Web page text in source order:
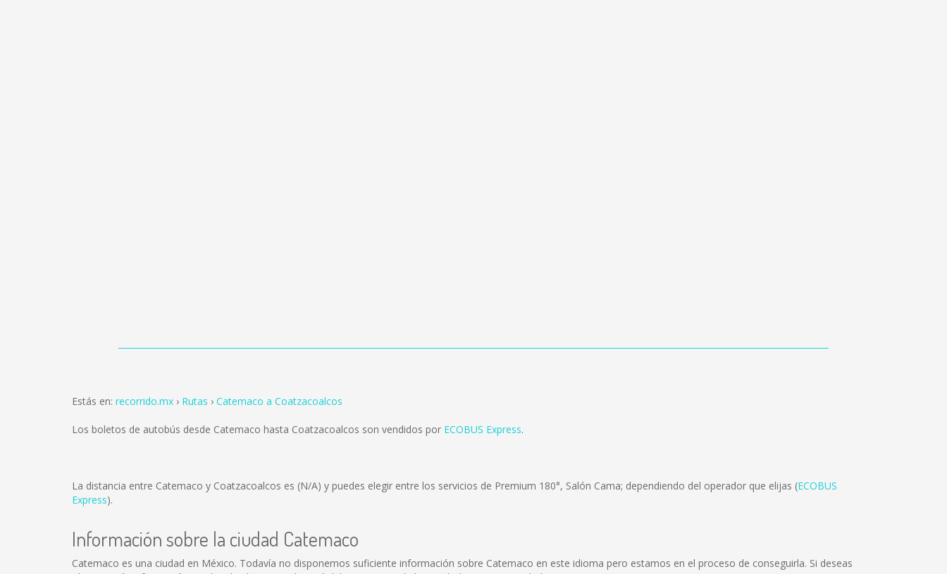
Estás en: recorrido.mx Rutas Catemaco a Coatzacoalcos
Los boletos de autobús desde Catemaco hasta Coatzacoalcos son vendidos por ECOBUS Express.
La distancia entre Catemaco y Coatzacoalcos es (N/A) y puedes elegir entre los servicios de Premium 180°, Salón Cama; dependiendo del operador que elijas (ECOBUS
Express).
Información sobre la ciudad Catemaco
Catemaco es una ciudad en México. Todavía no disponemos suficiente información sobre Catemaco en este idioma pero estamos en el proceso de conseguirla. Si deseas